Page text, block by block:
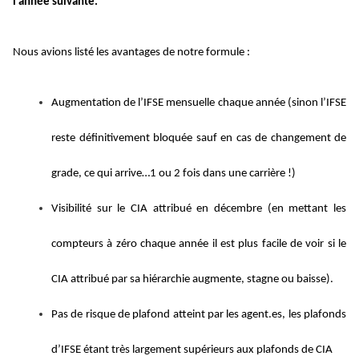
Nous avions listé les avantages de notre formule :
Augmentation de l’IFSE mensuelle chaque année(sinon l’IFSE
reste définitivement bloquée sauf en cas de changement de
grade, ce qui arrive…1 ou 2 fois dans une carrière !)
Visibilité sur le CIA attribué en décembre (en mettant les
compteurs à zéro chaque année il est plus facile de voir si le
CIA attribué par sa hiérarchie augmente, stagne ou baisse).
Pas de risque de plafond atteint par les agent.es, les plafonds
d’IFSE étant très largement supérieurs aux plafonds de CIA